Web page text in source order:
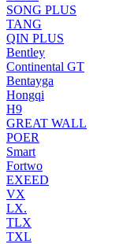
SONG PLUS
TANG
QIN PLUS
Bentley
Continental GT
Bentayga
Hongqi
H9
GREAT WALL
POER
Smart
Fortwo
EXEED
VX
LX.
TLX
TXL